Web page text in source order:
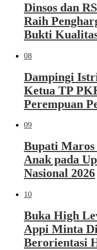
Dinsos dan
Raih
Bukti
08
Dampingi
Ketua TP
Perempuan
09
Bupati Maros
Anak pada
Nasional 2026
10
Buka High
Appi Minta
Berorientasi